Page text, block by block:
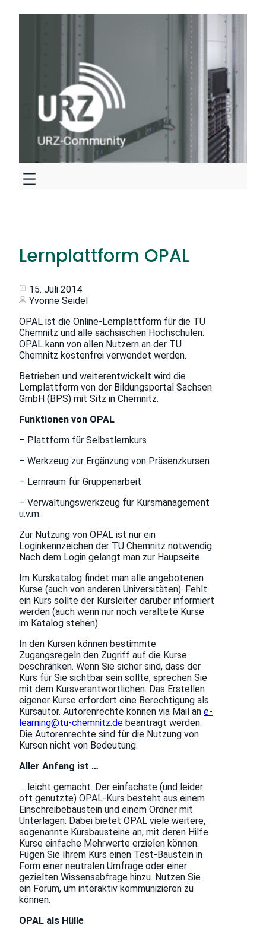
Lernplattform OPAL
15. Juli 2014
Yvonne Seidel
OPAL ist die Online-Lernplattform für die TU
Chemnitz und alle sächsischen Hochschulen.
OPAL kann von allen Nutzern an der TU
Chemnitz kostenfrei verwendet werden.
Betrieben und weiterentwickelt wird die
Lernplattform von der Bildungsportal Sachsen
GmbH (BPS) mit Sitz in Chemnitz.
Funktionen von OPAL
– Plattform für Selbstlernkurs
– Werkzeug zur Ergänzung von Präsenzkursen
– Lernraum für Gruppenarbeit
– Verwaltungswerkzeug für Kursmanagement
u.v.m.
Zur Nutzung von OPAL ist nur ein
Loginkennzeichen der TU Chemnitz notwendig.
Nach dem Login gelangt man zur Haupseite.
Im Kurskatalog findet man alle angebotenen
Kurse (auch von anderen Universitäten). Fehlt
ein Kurs sollte der Kursleiter darüber informiert
werden (auch wenn nur noch veraltete Kurse
im Katalog stehen).
In den Kursen können bestimmte
Zugangsregeln den Zugriff auf die Kurse
beschränken. Wenn Sie sicher sind, dass der
Kurs für Sie sichtbar sein sollte, sprechen Sie
mit dem Kursverantwortlichen. Das Erstellen
eigener Kurse erfordert eine Berechtigung als
Kursautor. Autorenrechte können via Mail an e-
learning@tu-chemnitz.de beantragt werden.
Die Autorenrechte sind für die Nutzung von
Kursen nicht von Bedeutung.
Aller Anfang ist …
… leicht gemacht. Der einfachste (und leider
oft genutzte) OPAL-Kurs besteht aus einem
Einschreibebaustein und einem Ordner mit
Unterlagen. Dabei bietet OPAL viele weitere,
sogenannte Kursbausteine an, mit deren Hilfe
Kurse einfache Mehrwerte erzielen können.
Fügen Sie Ihrem Kurs einen Test-Baustein in
Form einer neutralen Umfrage oder einer
gezielten Wissensabfrage hinzu. Nutzen Sie
ein Forum, um interaktiv kommunizieren zu
können.
OPAL als Hülle